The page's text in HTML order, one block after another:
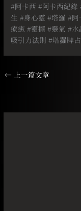
#阿卡西 #阿卡西紀錄
生 #身心靈 #塔羅 #阿
療癒 #靈擺 #靈氣 #水
吸引力法則 #塔羅牌
← 上一篇文章